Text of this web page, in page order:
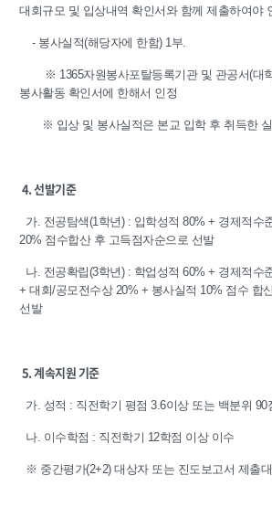
대회규모 및 입상내역 확인서와 함께 제출하여야
- 봉사실적(해당자에 한함) 1부.
※ 1365자원봉사포탈등록기관 및 관공서(대
봉사활동 확인서에 한해서 인정
※ 입상 및 봉사실적은 본교 입학 후 취득한 실
4. 선발기준
가. 전공탐색(1학년) : 입학성적 80% + 경제적수
20% 점수합산 후 고득점자순으로 선발
나. 전공확립(3학년) : 학업성적 60% + 경제적수
+ 대회/공모전수상 20% + 봉사실적 10% 점수 합
선발
5. 계속지원 기준
가. 성적 : 직전학기 평점 3.6이상 또는 백분위 90
나. 이수학점 : 직전학기 12학점 이상 이수
※ 중간평가(2+2) 대상자 또는 진도보고서 제출